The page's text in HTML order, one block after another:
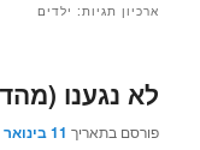
ארכיון תגיות: ילדים
לא נגענו
פורסם בתאריך 11 בינואר 2011